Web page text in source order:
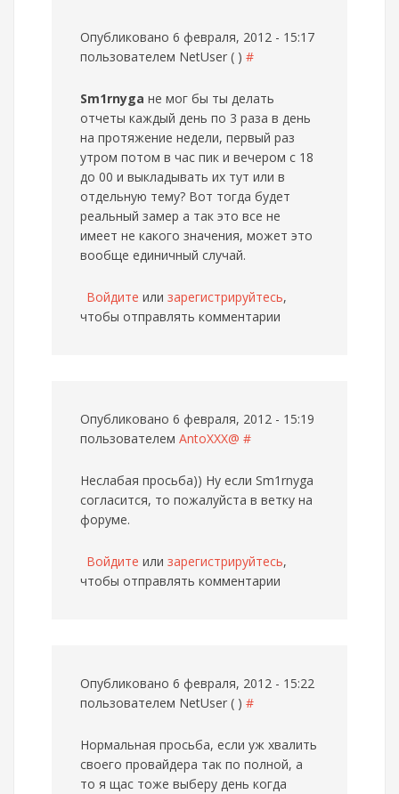
Опубликовано 6 февраля, 2012 - 15:17
пользователем NetUser ( ) #
Sm1rnyga не мог бы ты делать
отчеты каждый день по 3 раза в день
на протяжение недели, первый раз
утром потом в час пик и вечером с 18
до 00 и выкладывать их тут или в
отдельную тему? Вот тогда будет
реальный замер а так это все не
имеет не какого значения, может это
вообще единичный случай.
Войдите или зарегистрируйтесь,
чтобы отправлять комментарии
Опубликовано 6 февраля, 2012 - 15:19
пользователем AntoXXX@ #
Неслабая просьба)) Ну если Sm1rnyga
согласится, то пожалуйста в ветку на
форуме.
Войдите или зарегистрируйтесь,
чтобы отправлять комментарии
Опубликовано 6 февраля, 2012 - 15:22
пользователем NetUser ( ) #
Нормальная просьба, если уж хвалить
своего провайдера так по полной, а
то я щас тоже выберу день когда